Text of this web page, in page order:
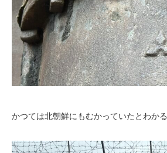
かつては北朝鮮にもむかっていたとわかる